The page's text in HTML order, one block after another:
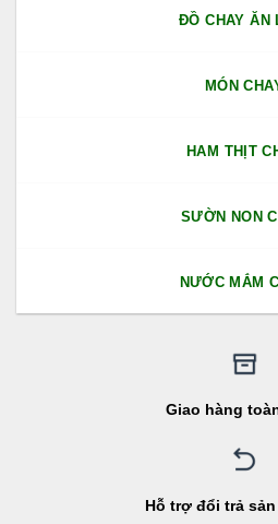
ĐỒ CHAY ĂN
MÓN
HAM THỊT
SƯỜN NON
NƯỚC MẮM
Giao hàng
Hỗ trợ đổi trả